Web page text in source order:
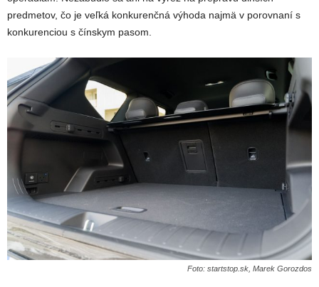
predmetov, čo je veľká konkurenčná výhoda najmä v porovnaní s
konkurenciou s čínskym pasom.
Foto: startstop.sk, Marek Gorozdos